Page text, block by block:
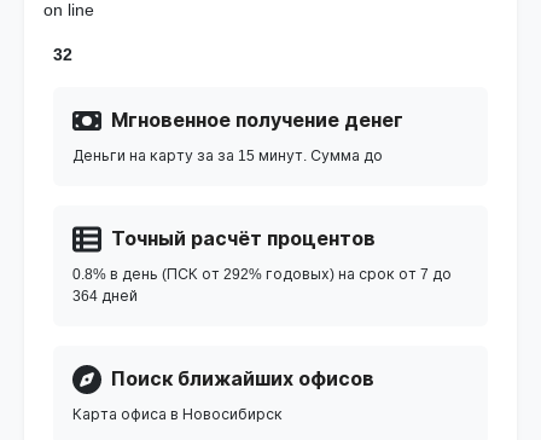
on line
32
Мгновенное получение денег
Деньги на карту за за 15 минут. Сумма до
Точный расчёт процентов
0.8% в день (ПСК от 292% годовых) на срок от 7 до
364 дней
Поиск ближайших офисов
Карта офиса в Новосибирск